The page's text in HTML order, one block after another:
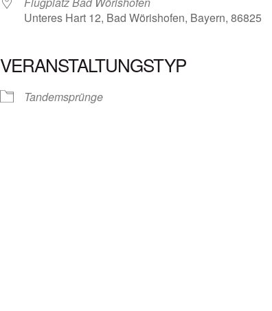
Unteres Hart 12, Bad Wörishofen, Bayern, 86825
VERANSTALTUNGSTYP
Tandemsprünge